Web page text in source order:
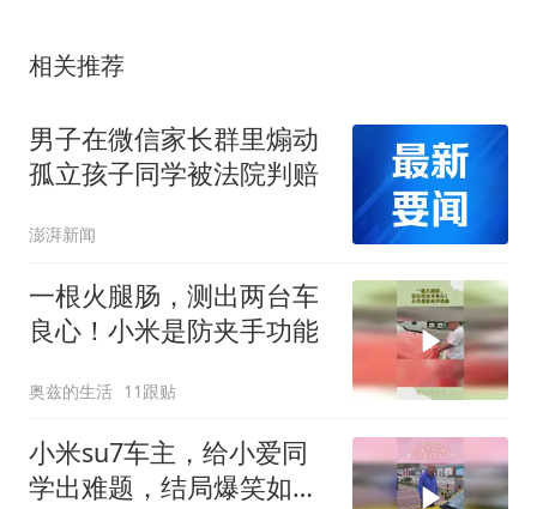
相关推荐
男子在微信家长群里煽动
孤立孩子同学被法院判赔
澎湃新闻
一根火腿肠，测出两台车
良心！小米是防夹手功能
奥兹的生活 11跟贴
小米su7车主，给小爱同
学出难题，结局爆笑如雷